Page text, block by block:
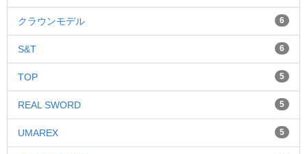
クラウンモデル 6
S&T 6
TOP 5
REAL SWORD 5
UMAREX 5